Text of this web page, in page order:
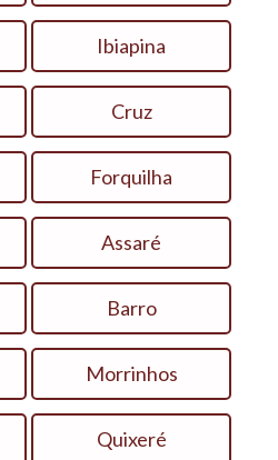
Ibiapina
Cruz
Forquilha
Assaré
Barro
Morrinhos
Quixeré